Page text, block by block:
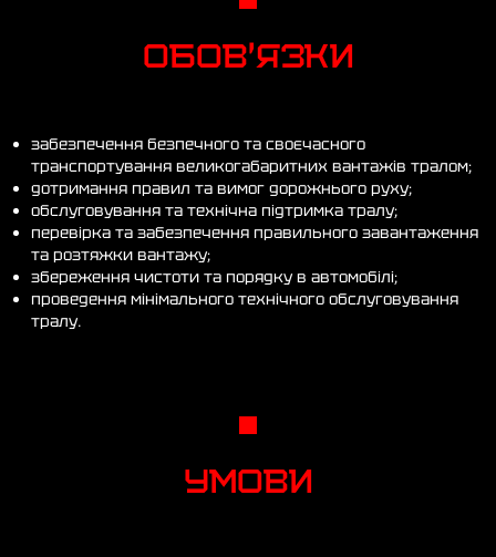
ОБОВ'ЯЗКИ
забезпечення безпечного та своєчасного
транспортування великогабаритних вантажів тралом;
дотримання правил та вимог дорожнього руху;
обслуговування та технічна підтримка тралу;
перевірка та забезпечення правильного завантаження
та розтяжки вантажу;
збереження чистоти та порядку в автомобілі;
проведення мінімального технічного обслуговування
тралу.
УМОВИ